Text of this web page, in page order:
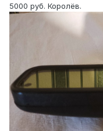
5000 руб. Королёв.